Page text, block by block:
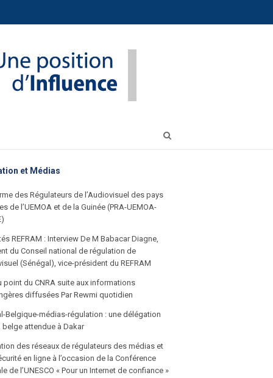
et Médias
des Régulateurs de l’Audiovisuel des pays
de l’UEMOA et de la Guinée (PRA-UEMOA-
REFRAM : Interview De M Babacar Diagne,
du Conseil national de régulation de
(Sénégal), vice-président du REFRAM
point du CNRA suite aux informations
diffusées Par Rewmi quotidien
Belgique-médias-régulation : une délégation
belge attendue à Dakar
des réseaux de régulateurs des médias et
en ligne à l’occasion de la Conférence
de l’UNESCO « Pour un Internet de confiance »